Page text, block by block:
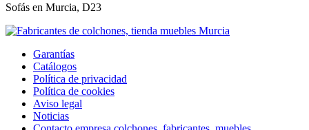
Sofás en Murcia, D23
Garantías
Catálogos
Política de privacidad
Política de cookies
Aviso legal
Noticias